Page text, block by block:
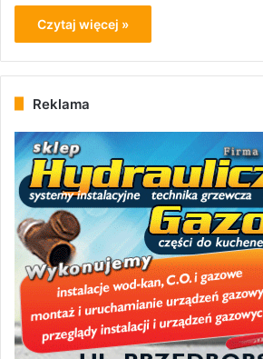
Czytaj więcej »
Reklama